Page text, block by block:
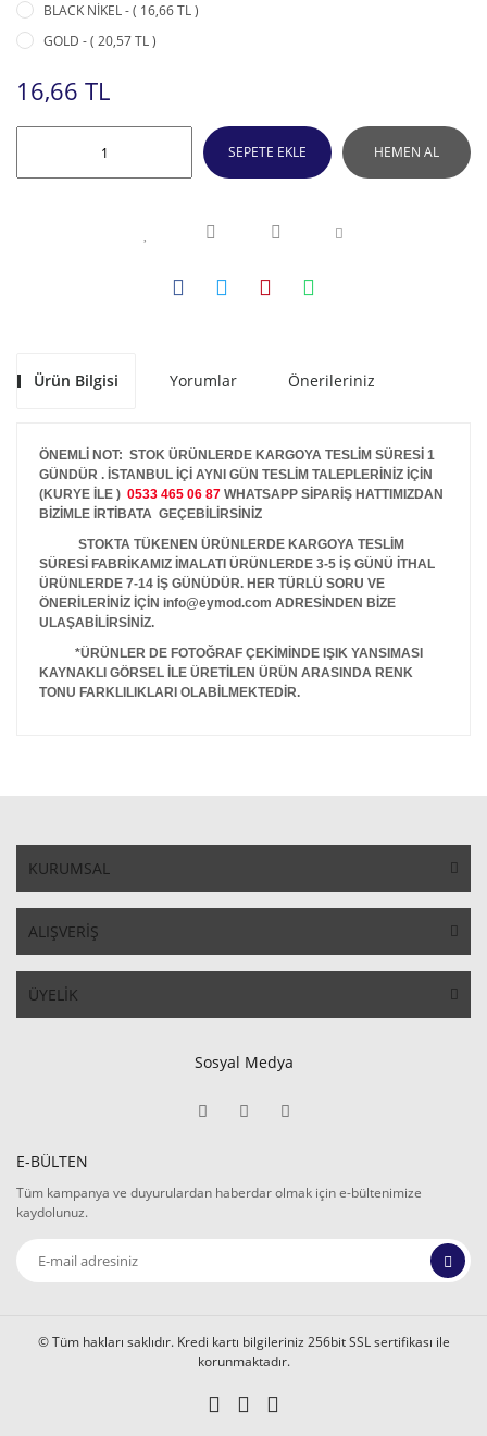
BLACK NİKEL - ( 16,66 TL )
GOLD - ( 20,57 TL )
16,66 TL
SEPETE EKLE HEMEN AL
Ürün Bilgisi Yorumlar Önerileriniz
ÖNEMLİ NOT: STOK ÜRÜNLERDE KARGOYA TESLİM SÜRESİ 1
GÜNDÜR . İSTANBUL İÇİ AYNI GÜN TESLİM TALEPLERİNİZ İÇİN
(KURYE İLE ) 0533 465 06 87 WHATSAPP SİPARİŞ HATTIMIZDAN
BİZİMLE İRTİBATA GEÇEBİLİRSİNİZ
STOKTA TÜKENEN ÜRÜNLERDE KARGOYA TESLİM
SÜRESİ FABRİKAMIZ İMALATI ÜRÜNLERDE 3-5 İŞ GÜNÜ İTHAL
ÜRÜNLERDE 7-14 İŞ GÜNÜDÜR. HER TÜRLÜ SORU VE
ÖNERİLERİNİZ İÇİN info@eymod.com ADRESİNDEN BİZE
ULAŞABİLİRSİNİZ.
*ÜRÜNLER DE FOTOĞRAF ÇEKİMİNDE IŞIK YANSIMASI
KAYNAKLI GÖRSEL İLE ÜRETİLEN ÜRÜN ARASINDA RENK
TONU FARKLILIKLARI OLABİLMEKTEDİR.
KURUMSAL
ALIŞVERİŞ
ÜYELİK
Sosyal Medya
E-BÜLTEN
Tüm kampanya ve duyurulardan haberdar olmak için e-bültenimize
kaydolunuz.
© Tüm hakları saklıdır. Kredi kartı bilgileriniz 256bit SSL sertifikası ile
korunmaktadır.